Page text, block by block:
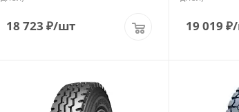
18 723 ₽/шт 19 019 ₽